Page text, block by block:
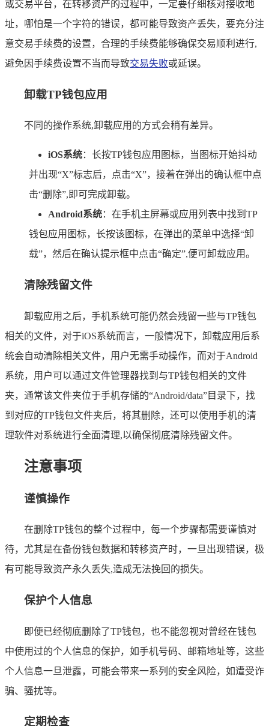
或交易平台，在转移资产的过程中，一定要仔细核对接收地
址，哪怕是一个字符的错误，都可能导致资产丢失，要充分注
意交易手续费的设置，合理的手续费能够确保交易顺利进行,
避免因手续费设置不当而导致交易失败或延误。
卸载TP钱包应用
不同的操作系统,卸载应用的方式会稍有差异。
iOS系统：长按TP钱包应用图标，当图标开始抖动
并出现“X”标志后，点击“X”，接着在弹出的确认框中点
击“删除”,即可完成卸载。
Android系统：在手机主屏幕或应用列表中找到TP
钱包应用图标，长按该图标，在弹出的菜单中选择“卸
载”，然后在确认提示框中点击“确定”,便可卸载应用。
清除残留文件
卸载应用之后，手机系统可能仍然会残留一些与TP钱包
相关的文件，对于iOS系统而言，一般情况下，卸载应用后系
统会自动清除相关文件，用户无需手动操作，而对于Android
系统，用户可以通过文件管理器找到与TP钱包相关的文件
夹，通常该文件夹位于手机存储的“Android/data”目录下，找
到对应的TP钱包文件夹后，将其删除，还可以使用手机的清
理软件对系统进行全面清理,以确保彻底清除残留文件。
注意事项
谨慎操作
在删除TP钱包的整个过程中，每一个步骤都需要谨慎对
待，尤其是在备份钱包数据和转移资产时，一旦出现错误，极
有可能导致资产永久丢失,造成无法挽回的损失。
保护个人信息
即便已经彻底删除了TP钱包，也不能忽视对曾经在钱包
中使用过的个人信息的保护，如手机号码、邮箱地址等，这些
个人信息一旦泄露，可能会带来一系列的安全风险，如遭受诈
骗、骚扰等。
定期检查